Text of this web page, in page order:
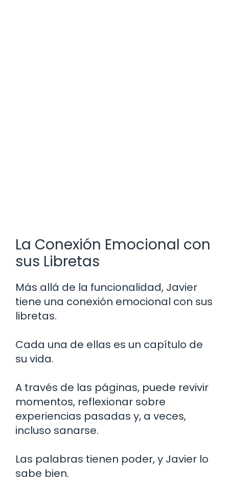
La Conexión Emocional con
sus Libretas
Más allá de la funcionalidad, Javier
tiene una conexión emocional con sus
libretas.
Cada una de ellas es un capítulo de
su vida.
A través de las páginas, puede revivir
momentos, reflexionar sobre
experiencias pasadas y, a veces,
incluso sanarse.
Las palabras tienen poder, y Javier lo
sabe bien.